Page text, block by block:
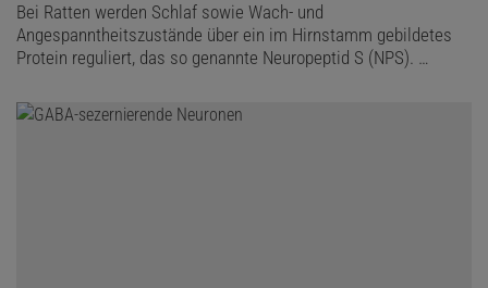
Bei Ratten werden Schlaf sowie Wach- und
Angespanntheitszustände über ein im Hirnstamm gebildetes
Protein reguliert, das so genannte Neuropeptid S (NPS). …